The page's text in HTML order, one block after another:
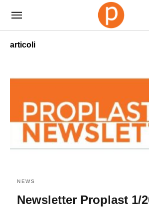
articoli
NEWS
Newsletter Proplast 1/